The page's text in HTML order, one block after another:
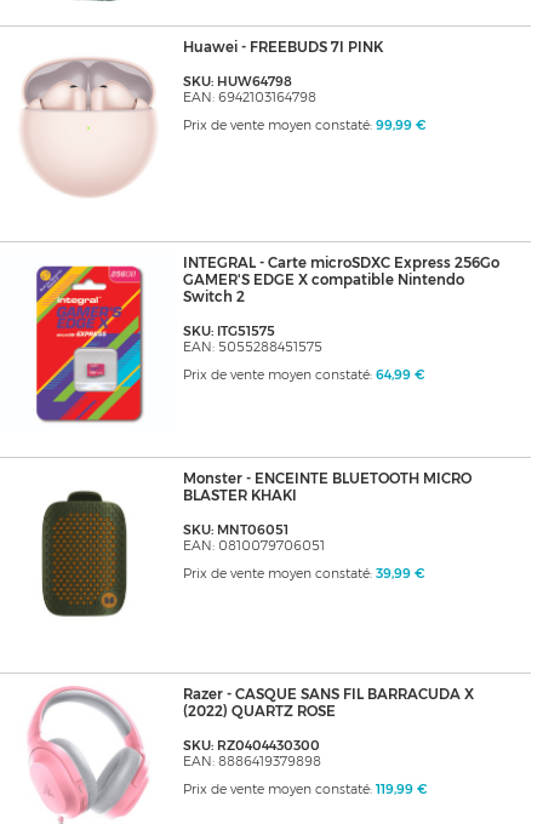
Huawei - FREEBUDS 7I PINK
SKU: HUW64798
EAN: 6942103164798
Prix de vente moyen constaté: 99,99 €
INTEGRAL - Carte microSDXC Express 256Go
GAMER'S EDGE X compatible Nintendo
Switch 2
SKU: ITG51575
EAN: 5055288451575
Prix de vente moyen constaté: 64,99 €
Monster - ENCEINTE BLUETOOTH MICRO
BLASTER KHAKI
SKU: MNT06051
EAN: 0810079706051
Prix de vente moyen constaté: 39,99 €
Razer - CASQUE SANS FIL BARRACUDA X
(2022) QUARTZ ROSE
SKU: RZ0404430300
EAN: 8886419379898
Prix de vente moyen constaté: 119,99 €